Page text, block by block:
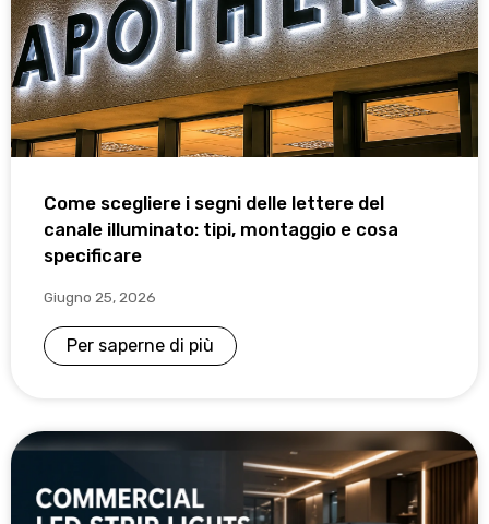
Come scegliere i segni delle lettere del
canale illuminato: tipi, montaggio e cosa
specificare
Giugno 25, 2026
Per saperne di più